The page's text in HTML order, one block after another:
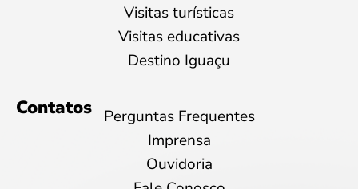
Visitas turísticas
Visitas educativas
Destino Iguaçu
Contatos
Perguntas Frequentes
Imprensa
Ouvidoria